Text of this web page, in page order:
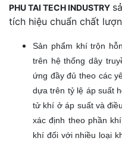
PHU TAI TECH INDUSTRY
tích hiệu chuẩn chất
Sản phẩm khí trộn
trên hệ thống dây
ứng đầy đủ theo các
dựa trên tỷ lệ áp suất
tử khí ở áp suất và
xác định theo phần
khí đối với nhiều loại